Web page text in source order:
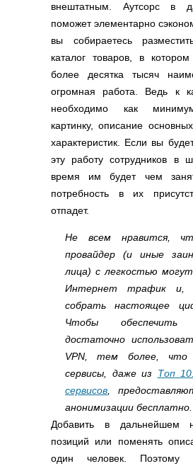
внештатным. Аутсорс в
поможет элементарно
вы собираетесь
каталог товаров, в
более десятка тысяч
огромная работа. Ведь к
необходимо как
картинку, описание
характеристик. Если вы
эту работу сотрудников в
время им будет чем
потребность в их
отпадет.
Не всем нравится,
провайдер (и иные
лица) с легкостью
Интернет трафик и,
собрать настоящее
Чтобы обеспечить
достаточно
VPN, тем более, что
сервисы, даже из Топ
сервисов ,
анонимизации бесплатно.
Добавить в дальнейшем
позиций или поменять
один человек. Поэтому